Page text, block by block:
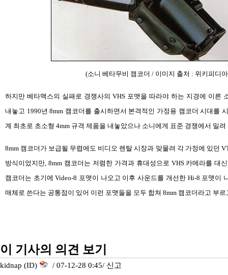
(소니 베타무비 캠코더 / 이미지 출처 : 위키피디
하지만 베타맥스의 실패로 경쟁사의 VHS 포맷을 따라야 하는 지경에 이른
내놓고 1990년 8mm 캠코더를 출시하면서 본격적인 가정용 캠코더 시대를
계 최초로 초소형 4mm 규격 제품을 내놓았으나 소니에게 표준 경쟁에서 밀
8mm 캠코더가 보급될 무렵에도 비디오 렌탈 시장과 맞물려 각 가정에 있던
방식이었지만, 8mm 캠코더는 저렴한 가격과 휴대성으로 VHS 카메라를 대
캠코더는 초기에 Video-8 포맷이 나오고 이후 사운드를 개선한 Hi-8 포맷이
매체로 쓴다는 공통점이 있어 이런 포맷들을 모두 합쳐 8mm 캠코더라고 부르
이 기사의 의견 보기
kidnap (ID) / 07-12-28 0:45/ 신고